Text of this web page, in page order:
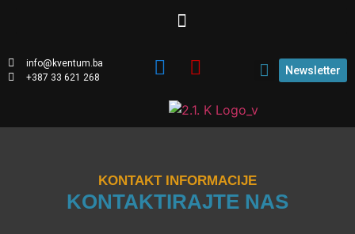
info@kventum.ba
+387 33 621 268
Newsletter
KONTAKT INFORMACIJE
KONTAKTIRAJTE NAS